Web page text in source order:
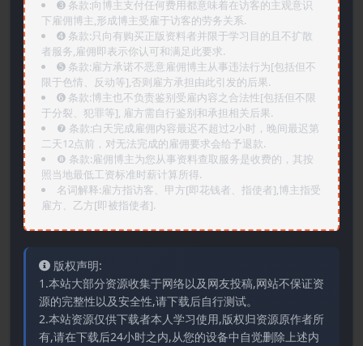
➌️ 条款:向博主支付任何费用都意味着在访客的主观意识
下雇佣博主,形成博主受雇于访客的劳务关系.
➍️ 条款:只向有购买正版资料者并限于学习目的且不扩散
者服务,雇佣即表示你认可和满足此要求.
➎ 条款:雇方承诺不恶意雇佣博主从事违法行为[包括但不
限于色情、反动等],否则雇方承担由此引发的后果.
➏️ 条款:博主也不负责鉴别受雇内容之合法性[包括但不限
于分裂、犯罪等], 雇方需自行鉴别和承担相关后果.
❼ 条款:白天完成雇佣内容最迟不超过2小时，晚间最迟第
二天12点前，对无法完成的雇佣要求会给予退款.
❽ 条款:雇佣博主为您从事资料查取服务是收费的，其按
照当地最低工资标准时薪计算所得.
名词解释:雇方指访客、甲方[即花钱者、指使者],博主指受
雇方、乙方[即被指使者].
版权声明:
1.本站大部分资源收集于网络以及网友投稿,网站不保证资
源的完整性以及安全性,请下载后自行测试。
2.本站资源仅供下载者本人学习使用,版权归资源原作者所
有,请在下载后24小时之内,从您的设备中自觉删除上述内